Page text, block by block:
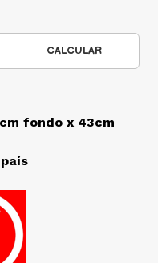
CALCULAR
fondo x 43cm